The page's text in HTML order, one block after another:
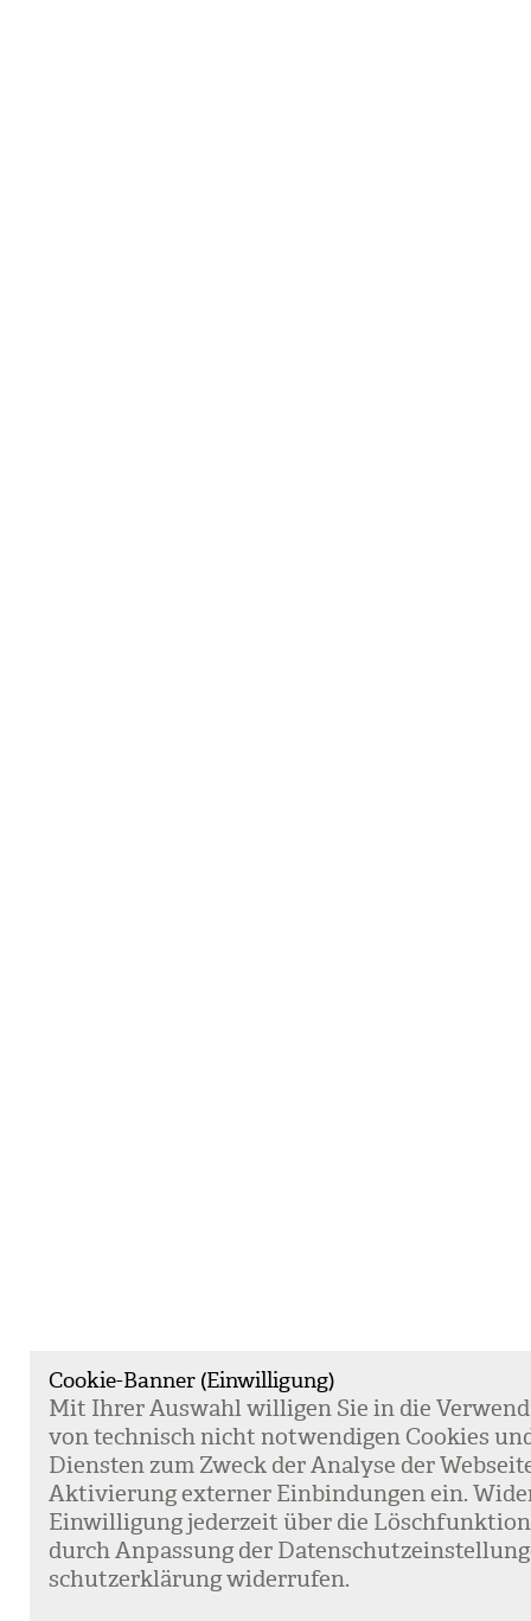
Cookie-Banner (Einwilligung)
Mit Ihrer Aus­wahl wil­li­gen Sie in die
von tech­nisch nicht not­wen­di­gen Coo­kies
Diens­ten zum Zweck der Ana­lyse der
Akti­vie­rung exter­ner Ein­bin­dun­gen ein.
Ein­wil­li­gung jeder­zeit über die
durch Anpas­sung der
schutz­er­klä­rung wider­ru­fen.